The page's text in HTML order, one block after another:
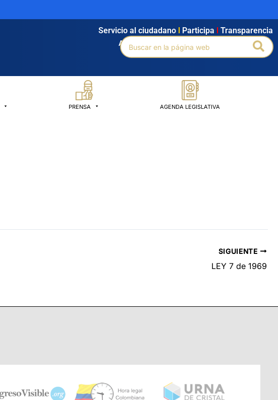
Agendamiento Intranet Búsqueda avanzada
Servicio al ciudadano Participa Transparencia
Buscar
por:
PRENSA AGENDA LEGISLATIVA
SIGUIENTE
LEY 7 de 1969